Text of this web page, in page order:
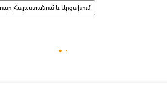
Հայաստանում և Արցախում